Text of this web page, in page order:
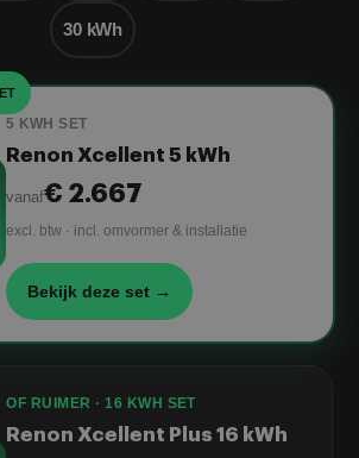
30 kWh
5 KWH SET
Renon Xcellent 5 kWh
vanaf€ 2.667
excl. btw · incl. omvormer & installatie
Bekijk deze set →
OF RUIMER · 16 KWH SET
Renon Xcellent Plus 16 kWh